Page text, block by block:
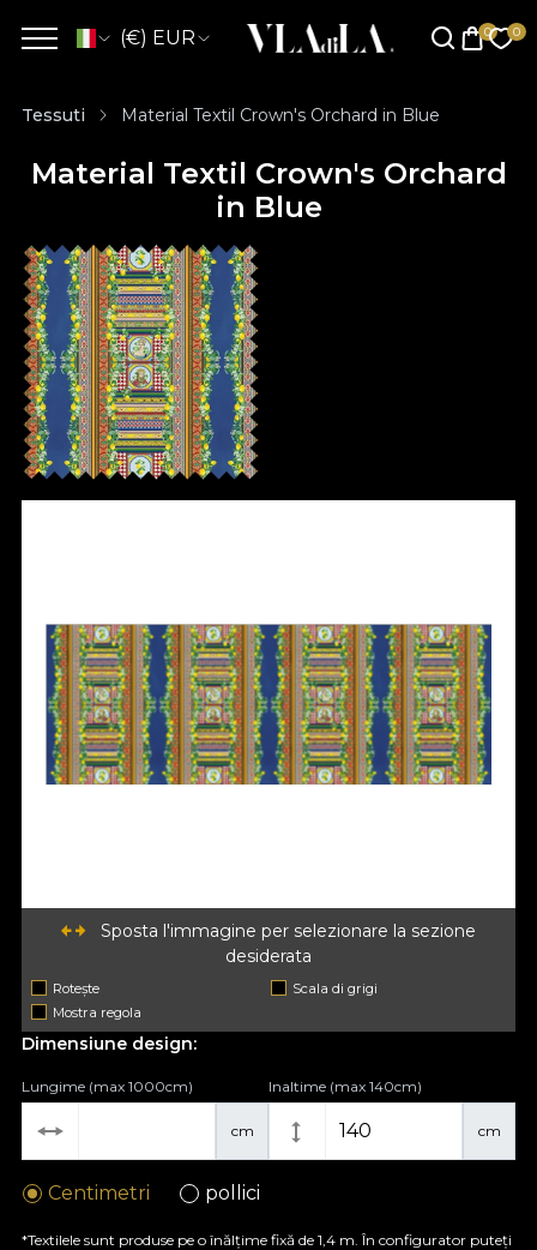
(€) EUR
Tessuti Material Textil Crown's Orchard in Blue
Material Textil Crown's Orchard
in Blue
Sposta l'immagine per selezionare la sezione
desiderata
Rotește
Scala di grigi
Mostra regola
Dimensiune design:
cm
Lungime (max 1000cm)
cm
Inaltime (max 140cm)
Centimetri pollici
*Textilele sunt produse pe o înălțime fixă de 1,4 m. În configurator puteți